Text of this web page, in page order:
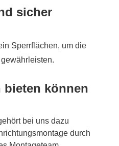
sicher
Sperrflächen, um die
bieten können
bei uns dazu
durch